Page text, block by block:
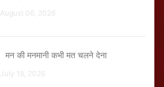
August 06, 2026
मन की मनमानी कभी मत चलने देना
July 18, 2026